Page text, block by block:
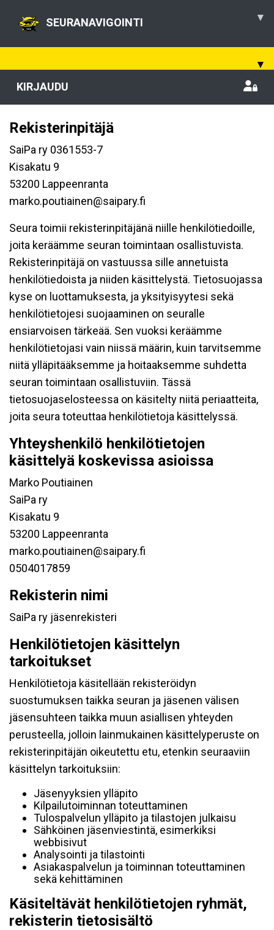
SEURANAVIGOINTI ▾
▾
KIRJAUDU
Rekisterinpitäjä
SaiPa ry 0361553-7
Kisakatu 9
53200 Lappeenranta
marko.poutiainen@saipary.fi
Seura toimii rekisterinpitäjänä niille henkilötiedoille,
joita keräämme seuran toimintaan osallistuvista.
Rekisterinpitäjä on vastuussa sille annetuista
henkilötiedoista ja niiden käsittelystä. Tietosuojassa
kyse on luottamuksesta, ja yksityisyytesi sekä
henkilötietojesi suojaaminen on seuralle
ensiarvoisen tärkeää. Sen vuoksi keräämme
henkilötietojasi vain niissä määrin, kuin tarvitsemme
niitä ylläpitääksemme ja hoitaaksemme suhdetta
seuran toimintaan osallistuviin. Tässä
tietosuojaselosteessa on käsitelty niitä periaatteita,
joita seura toteuttaa henkilötietoja käsittelyssä.
Yhteyshenkilö henkilötietojen
käsittelyä koskevissa asioissa
Marko Poutiainen
SaiPa ry
Kisakatu 9
53200 Lappeenranta
marko.poutiainen@saipary.fi
0504017859
Rekisterin nimi
SaiPa ry jäsenrekisteri
Henkilötietojen käsittelyn
tarkoitukset
Henkilötietoja käsitellään rekisteröidyn
suostumuksen taikka seuran ja jäsenen välisen
jäsensuhteen taikka muun asiallisen yhteyden
perusteella, jolloin lainmukainen käsittelyperuste on
rekisterinpitäjän oikeutettu etu, etenkin seuraaviin
käsittelyn tarkoituksiin:
Jäsenyyksien ylläpito
Kilpailutoiminnan toteuttaminen
Tulospalvelun ylläpito ja tilastojen julkaisu
Sähköinen jäsenviestintä, esimerkiksi
webbisivut
Analysointi ja tilastointi
Asiakaspalvelun ja toiminnan toteuttaminen
sekä kehittäminen
Käsiteltävät henkilötietojen ryhmät,
rekisterin tietosisältö